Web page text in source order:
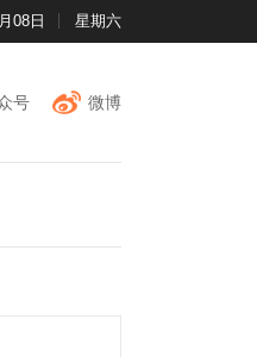
08日 星期六
号 微博